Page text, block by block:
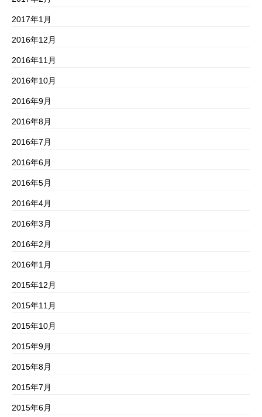
2017年1月
2016年12月
2016年11月
2016年10月
2016年9月
2016年8月
2016年7月
2016年6月
2016年5月
2016年4月
2016年3月
2016年2月
2016年1月
2015年12月
2015年11月
2015年10月
2015年9月
2015年8月
2015年7月
2015年6月